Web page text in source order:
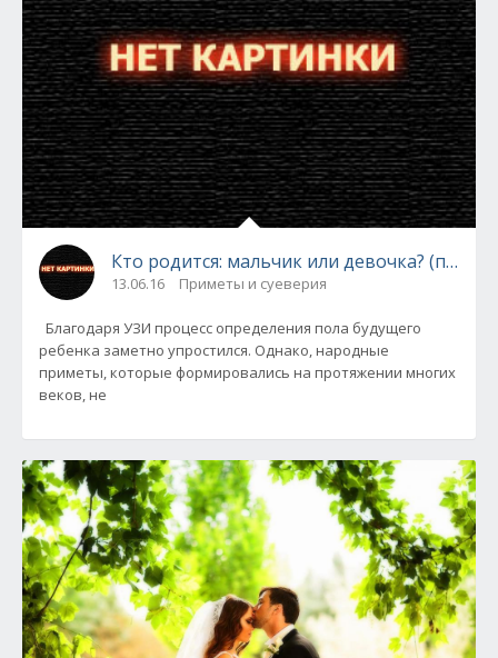
Кто родится: мальчик или девочка?
13.06.16 Приметы и суеверия
Благодаря УЗИ процесс определения пола будущего
ребенка заметно упростился. Однако, народные
приметы, которые формировались на протяжении многих
веков, не